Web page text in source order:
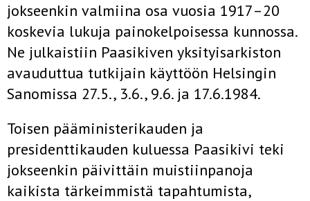
jokseenkin valmiina osa vuosia 1917–20
koskevia lukuja painokelpoisessa kunnossa.
Ne julkaistiin Paasikiven yksityisarkiston
avauduttua tutkijain käyttöön Helsingin
Sanomissa 27.5., 3.6., 9.6. ja 17.6.1984.
Toisen pääministerikauden ja
presidenttikauden kuluessa Paasikivi teki
jokseenkin päivittäin muistiinpanoja
kaikista tärkeimmistä tapahtumista,